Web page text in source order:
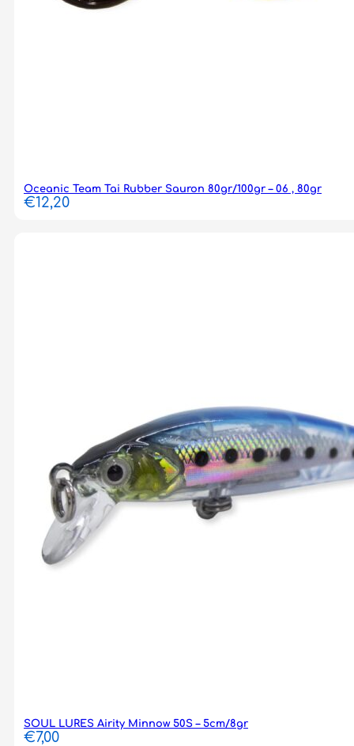
Oceanic Team Tai Rubber Sauron 80gr/100gr – 06 , 80gr
€12,20
SOUL LURES Airity Minnow 50S – 5cm/8gr
€7,00